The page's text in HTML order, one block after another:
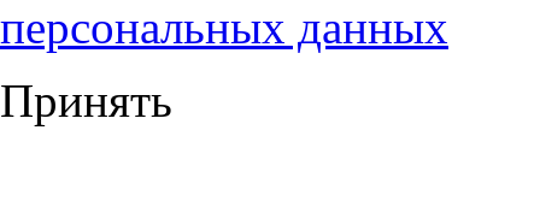
персональных данных
Принять